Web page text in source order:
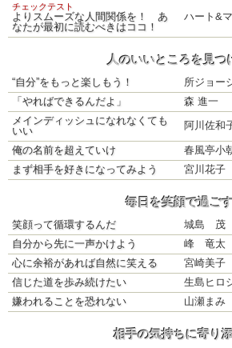
チェックテスト
よりスムーズな人間関係を！ あ
なたが最初に読むべきはココ！
ハート&
人のいいところを見つ
“自分”をもっと楽しもう！ 所ジョー
「やればできるんだよ」
森 進一
メインディッシュになれなくても
いい
阿川佐和
俺の名前を超えていけ 春風亭小
まず相手を好きになってみよう
宮川花子
毎日を笑顔で過ご
笑顔って循環するんだ 城島 茂
自分から先に一声かけよう
峰 竜太
心に余裕があれば自然に笑える
宮崎美子
信じた道を歩み続けたい
生島ヒロ
嫌われることを恐れない
山瀬まみ
相手の気持ちに寄り